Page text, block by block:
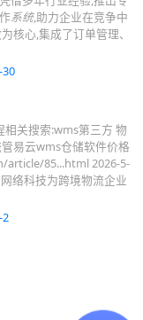
系统,助力企业在竞争中
核心,集成了订单管理、
关搜索:wms第三方 物
易云wms仓储软件价格
article/85...html 2026-5-
络科技为跨境物流企业